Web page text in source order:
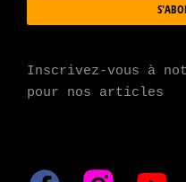
Inscrivez-vous à
pour nos articles